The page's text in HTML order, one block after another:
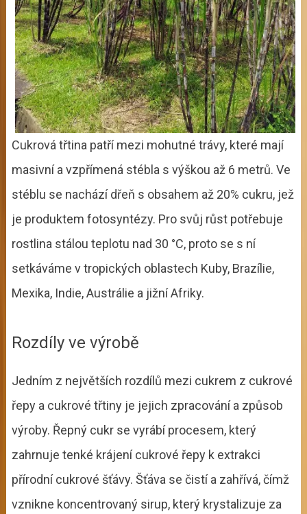
Cukrová třtina patří mezi mohutné trávy, které mají
masivní a vzpřímená stébla s výškou až 6 metrů. Ve
stéblu se nachází dřeň s obsahem až 20% cukru, jež
je produktem fotosyntézy. Pro svůj růst potřebuje
rostlina stálou teplotu nad 30 °C, proto se s ní
setkáváme v tropických oblastech Kuby, Brazílie,
Mexika, Indie, Austrálie a jižní Afriky.
Rozdíly ve výrobě
Jedním z největších rozdílů mezi cukrem z cukrové
řepy a cukrové třtiny je jejich zpracování a způsob
výroby. Řepný cukr se vyrábí procesem, který
zahrnuje tenké krájení cukrové řepy k extrakci
přírodní cukrové šťávy. Šťáva se čistí a zahřívá, čímž
vznikne koncentrovaný sirup, který krystalizuje za